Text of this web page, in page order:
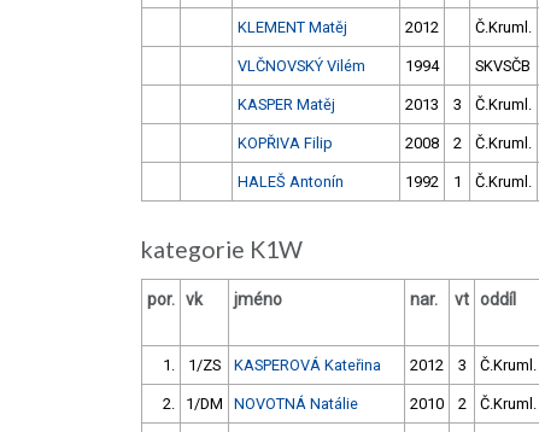
KLEMENT Matěj 2012 Č.Kruml.
VLČNOVSKÝ Vilém 1994 SKVSČB
KASPER Matěj 2013 3 Č.Kruml.
KOPŘIVA Filip 2008 2 Č.Kruml.
HALEŠ Antonín 1992 1 Č.Kruml.
kategorie K1W
por. vk jméno nar. vt oddíl
1. 1/ZS KASPEROVÁ Kateřina 2012 3 Č.Kruml.
2. 1/DM NOVOTNÁ Natálie 2010 2 Č.Kruml.